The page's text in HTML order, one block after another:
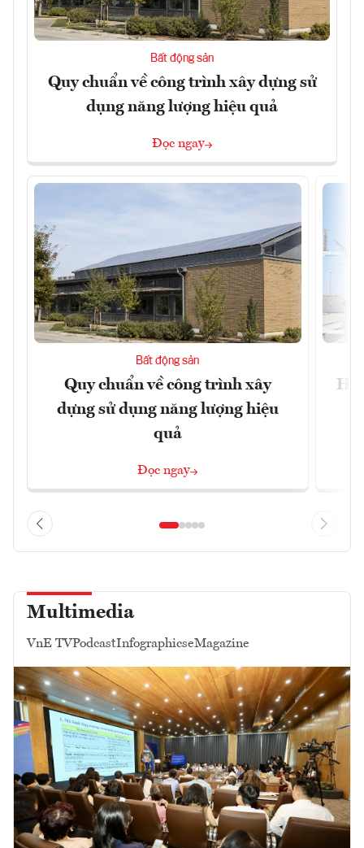
Bất động sản
Quy chuẩn về công trình xây dựng sử
dụng năng lượng hiệu quả
Đọc ngay
Bất động sản
Quy chuẩn về công trình xây
dựng sử dụng năng lượng hiệu
quả
Đọc ngay
Multimedia
VnE TVPodcastInfographicseMagazine